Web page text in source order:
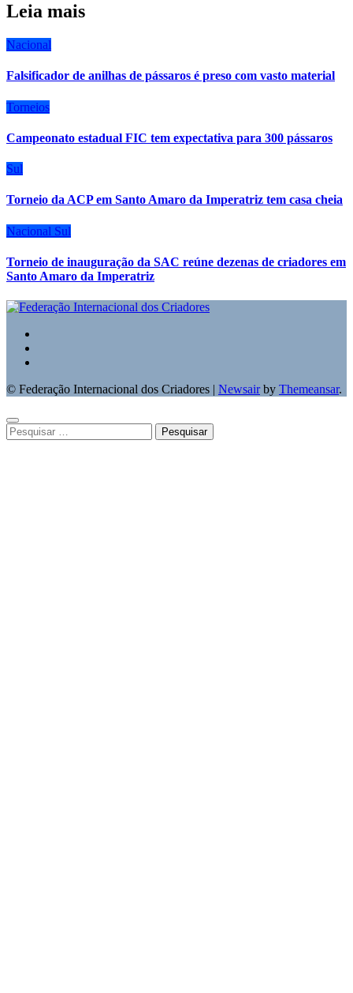
Leia mais
Nacional
Falsificador de anilhas de pássaros é preso com vasto material
Torneios
Campeonato estadual FIC tem expectativa para 300 pássaros
Sul
Torneio da ACP em Santo Amaro da Imperatriz tem casa cheia
Nacional Sul
Torneio de inauguração da SAC reúne dezenas de criadores em
Santo Amaro da Imperatriz
© Federação Internacional dos Criadores | Newsairby Themeansar.
Pesquisar
por: